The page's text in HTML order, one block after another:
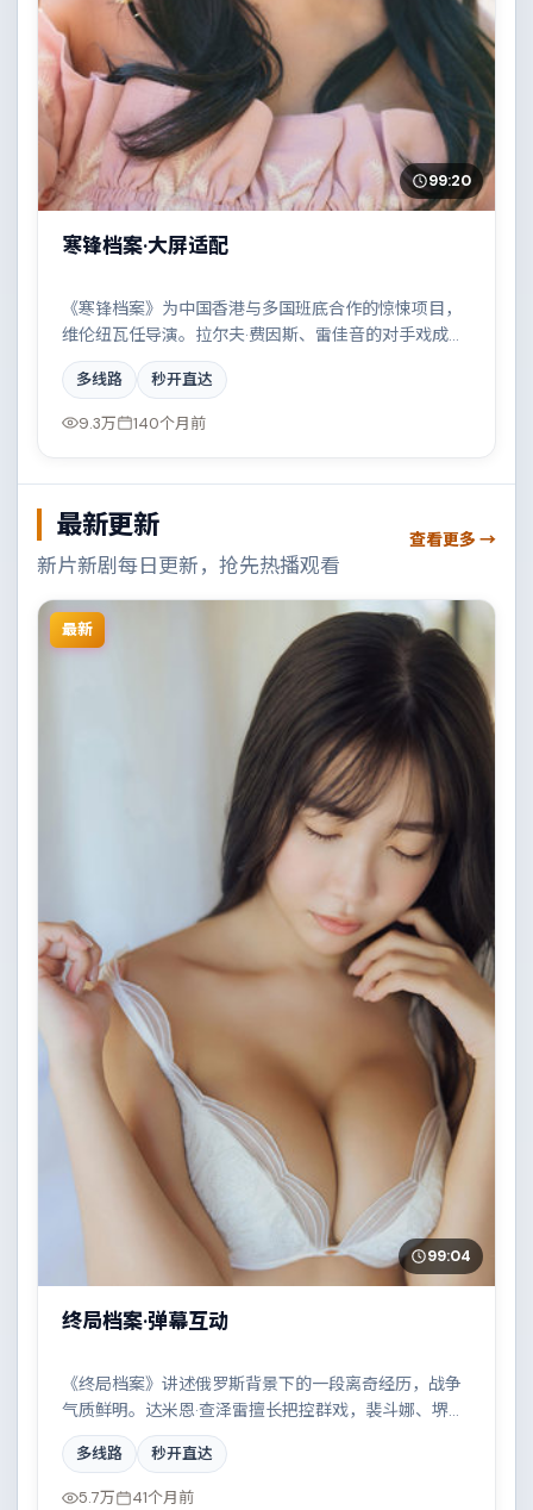
99:20
寒锋档案·大屏适配
《寒锋档案》为中国香港与多国班底合作的惊悚项目，
维伦纽瓦任导演。拉尔夫·费因斯、雷佳音的对手戏成为
全片高光，一场看似偶然的事故牵出陈年秘辛。配乐与
摄影风格统一，具备院线质感。
多线路 秒开直达
9.3万 140个月前
最新更新
新片新剧每日更新，抢先热播观看
查看更多 →
最新
99:04
终局档案·弹幕互动
《终局档案》讲述俄罗斯背景下的一段离奇经历，战争
气质鲜明。达米恩·查泽雷擅长把控群戏，裴斗娜、堺雅
人、张子枫、杨紫琼共同撑起复杂人物关系，雨夜、旧
楼与一封未寄出的信构成叙事起点。
多线路 秒开直达
5.7万 41个月前